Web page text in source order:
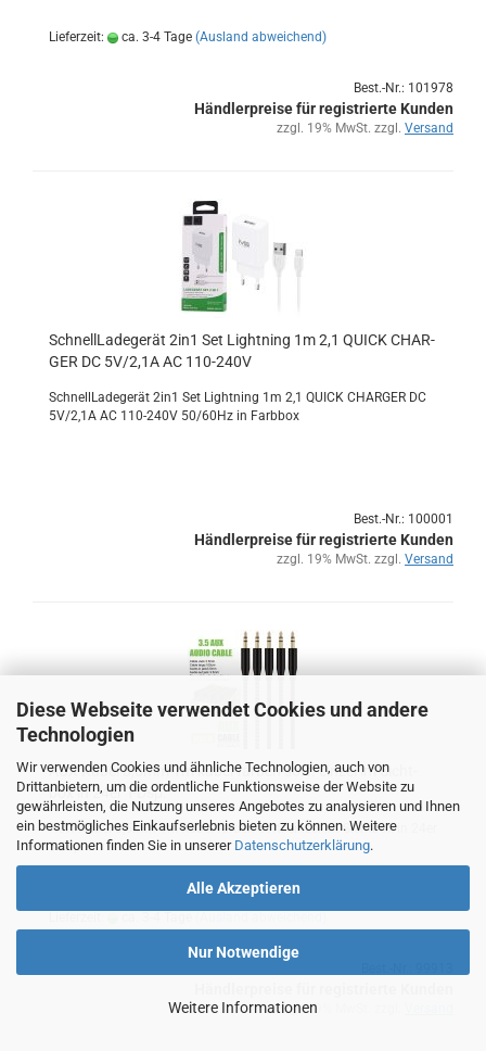
Diese Webseite verwendet Cookies und andere
Technologien
Wir verwenden Cookies und ähnliche Technologien, auch von
Drittanbietern, um die ordentliche Funktionsweise der Website zu
gewährleisten, die Nutzung unseres Angebotes zu analysieren und Ihnen
ein bestmögliches Einkaufserlebnis bieten zu können. Weitere
Informationen finden Sie in unserer Datenschutzerklärung.
Alle Akzeptieren
Nur Notwendige
Weitere Informationen
Lieferzeit: ca. 3-4 Tage (Ausland abweichend)
Best.-Nr.: 101978
Händlerpreise für registrierte Kunden
zzgl. 19% MwSt. zzgl. Versand
Schnell­La­de­ge­rät 2in1 Set Light­ning 1m 2,1 QUICK CHAR­
GER DC 5V/2,1A AC 110-​240V
Schnell­La­de­ge­rät 2in1 Set Light­ning 1m 2,1 QUICK CHAR­GER DC
5V/2,1A AC 110-​240V 50/60Hz in Farb­box
Best.-Nr.: 100001
Händlerpreise für registrierte Kunden
zzgl. 19% MwSt. zzgl. Versand
AUX Kabel 3,5mm 1m kabel far­ben sort. ein­zel im Sicht­
box in 24er T-Dsp.
AUX Kabel 3,5mm 1m kabel far­ben sort. ein­zel im Sicht­box in 24er
T-Dsp.
zzgl. 19% MwSt. zzgl.